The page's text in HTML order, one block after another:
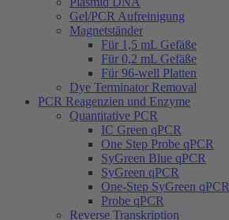
Gel/PCR Aufreinigung
Magnetständer
Für 1,5 mL Gefäße
Für 0,2 mL Gefäße
Für 96-well Platten
Dye Terminator Removal
PCR Reagenzien und Enzyme
Quantitative PCR
IC Green qPCR
One Step Probe qPCR
SyGreen Blue qPCR
SyGreen qPCR
One-Step SyGreen qPCR
Probe qPCR
Reverse Transkription